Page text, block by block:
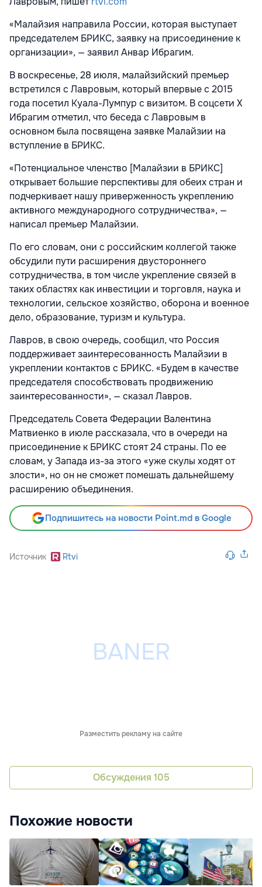
«Малайзия направила России, которая выступает
председателем БРИКС, заявку на присоединение к
организации», — заявил Анвар Ибрагим.
В воскресенье, 28 июля, малайзийский премьер
встретился с Лавровым, который впервые с 2015
года посетил Куала-Лумпур с визитом. В соцсети X
Ибрагим отметил, что беседа с Лавровым в
основном была посвящена заявке Малайзии на
вступление в БРИКС.
«Потенциальное членство [Малайзии в БРИКС]
открывает большие перспективы для обеих стран и
подчеркивает нашу приверженность укреплению
активного международного сотрудничества», —
написал премьер Малайзии.
По его словам, они с российским коллегой также
обсудили пути расширения двустороннего
сотрудничества, в том числе укрепление связей в
таких областях как инвестиции и торговля, наука и
технологии, сельское хозяйство, оборона и военное
дело, образование, туризм и культура.
Лавров, в свою очередь, сообщил, что Россия
поддерживает заинтересованность Малайзии в
укреплении контактов с БРИКС. «Будем в качестве
председателя способствовать продвижению
заинтересованности», — сказал Лавров.
Председатель Совета Федерации Валентина
Матвиенко в июле рассказала, что в очереди на
присоединение к БРИКС стоят 24 страны. По ее
словам, у Запада из-за этого «уже скулы ходят от
злости», но он не сможет помешать дальнейшему
расширению объединения.
Подпишитесь на новости Point.md в Google
Источник Rtvi
Разместить рекламу на сайте
Обсуждения 105
Похожие новости